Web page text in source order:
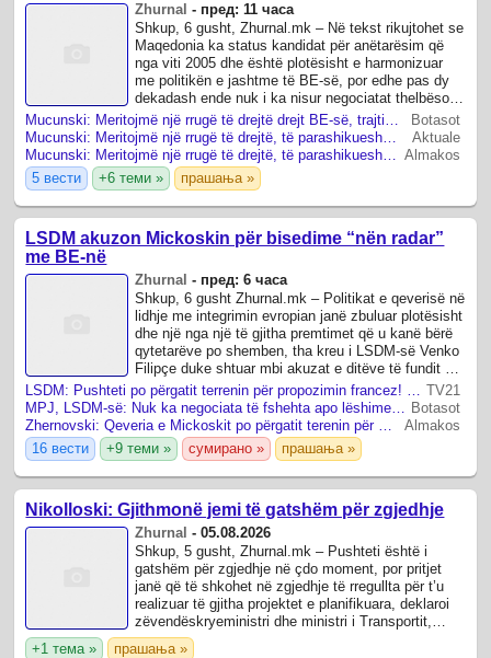
Zhurnal - пред: 11 часа
Shkup, 6 gusht, Zhurnal.mk – Në tekst rikujtohet se
Maqedonia ka status kandidat për anëtarësim që
nga viti 2005 dhe është plotësisht e harmonizuar
me politikën e jashtme të BE‑së, por edhe pas dy
dekadash ende nuk i ka nisur negociatat thelbësore
të anëtarësimit.
Mucunski: Meritojmë një rrugë të drejtë drejt BE-së, trajtimi ndaj nesh është i padrejtë
Botasot
Mucunski: Meritojmë një rrugë të drejtë, të parashikueshme dhe kredibile drejt anëtarësimit në BE
Aktuale
Mucunski: Meritojmë një rrugë të drejtë, të parashikueshme dhe kredibile drejt anëtarësimit në BE Almakos
5 вести
+6 теми » прашања »
LSDM akuzon Mickoskin për bisedime “nën radar”
me BE-në
Zhurnal - пред: 6 часа
Shkup, 6 gusht Zhurnal.mk – Politikat e qeverisë në
lidhje me integrimin evropian janë zbuluar plotësisht
dhe një nga një të gjitha premtimet që u kanë bërë
qytetarëve po shemben, tha kreu i LSDM-së Venko
Filipçe duke shtuar mbi akuzat e ditëve të fundit për
një marrëveshje të ...
LSDM: Pushteti po përgatit terrenin për propozimin francez! MPJ përgënjeshtron: Opozita përhap histeri, s’ka marrëveshje të fshehtë me BE-në TV21
MPJ, LSDM-së: Nuk ka negociata të fshehta apo lëshime nga interesat kombëtare Botasot
Zhernovski: Qeveria e Mickoskit po përgatit terenin për pranimin e propozimit francez
Almakos
16 вести
+9 теми » сумирано » прашања »
Nikolloski: Gjithmonë jemi të gatshëm për zgjedhje
Zhurnal -05.08.2026
Shkup, 5 gusht, Zhurnal.mk – Pushteti është i
gatshëm për zgjedhje në çdo moment, por pritjet
janë që të shkohet në zgjedhje të rregullta për t’u
realizuar të gjitha projektet e planifikuara, deklaroi
zëvendëskryeministri dhe ministri i Transportit,
Aleksandar Nikolloski.
+1 тема » прашања »